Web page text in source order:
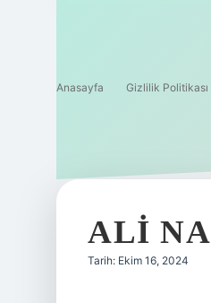
Anasayfa Gizlilik Politikası
ALI
Tarih: Ekim 16, 2024